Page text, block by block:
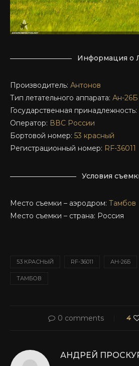
Информация о
Производитель: Антонов
Тип летательного аппарата: Ан-26Б
Государственная принадлежность:
Оператор: ВВС России
Бортовой номер: 53 красный
Регистрационный номер: RF-36011
Условия
Место съемки – аэродром: Тамбов
Место съемки – страна: Россия
53 КРАСНЫЙ RF-36011 АН-26Б
ТАМБОВ
0 comments 4
АНДРЕЙ